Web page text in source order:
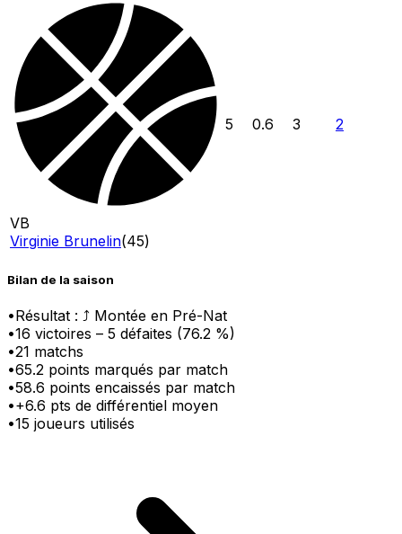
VB
Virginie Brunelin(45)
5 0.6 3 2
Bilan de la saison
•Résultat : ⤴ Montée en Pré-Nat
•16 victoires – 5 défaites (76.2 %)
•21 matchs
•65.2 points marqués par match
•58.6 points encaissés par match
•+6.6 pts de différentiel moyen
•15 joueurs utilisés